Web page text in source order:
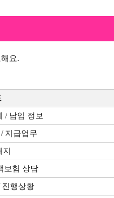
요.
/ 납입 정보
지급업무
보험 상담
진행상황